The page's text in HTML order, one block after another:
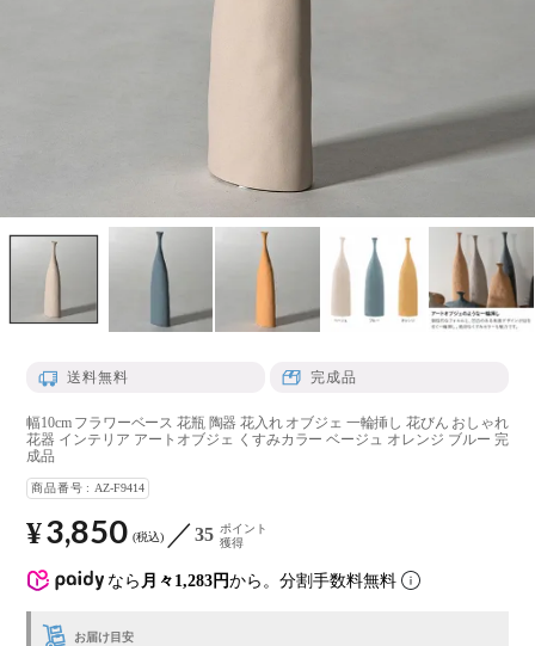
送料無料 完成品
幅10cm フラワーベース 花瓶 陶器 花入れ オブジェ 一輪挿し 花びん おしゃれ
花器 インテリア アートオブジェ くすみカラー ベージュ オレンジ ブルー 完
成品
商品番号 AZ-F9414
なら 月々1,283円から。分割手数料無料
¥3,850 税込 35 ポイント
獲得
お届け目安